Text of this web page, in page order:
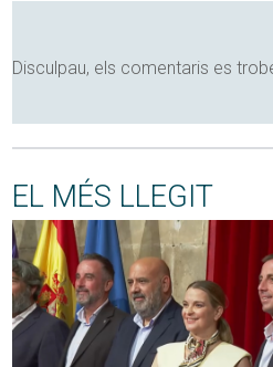
Disculpau, els comentaris es
EL MÉS LLEGIT